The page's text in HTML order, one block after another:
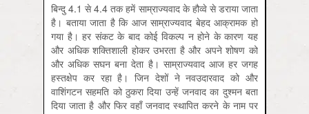
बिन्दु 4.1 से 4.4 तक हमें साम्राज्यवाद के हौव्वे से डराया जाता
है। बताया जाता है कि आज साम्राज्यवाद बेहद आक्रामक हो
गया है। हर संकट के बाद कोई विकल्प न होने के कारण यह
और अधिक शक्तिशाली होकर उभरता है और अपने शोषण को
और अधिक सघन बना देता है। साम्राज्यवाद आज हर जगह
हस्तक्षेप कर रहा है। जिन देशों ने नवउदारवाद को और
वाशिंगटन सहमति को ठुकरा दिया उन्हें जनवाद का दुश्मन बता
दिया जाता है और फिर वहाँ जनवाद स्थापित करने के नाम पर